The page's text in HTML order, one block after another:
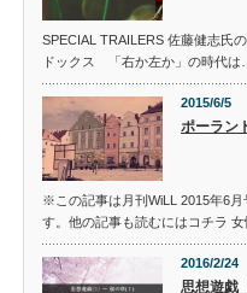
SPECIAL TRAILERS 佐藤健志氏
ドックス 「右か左か」の時代は…
2015/6/5
ポーラン
※この記事は月刊WiLL 2015年6月
す。他の記事も読むにはコチラ 女
2016/2/24
思想遊戯